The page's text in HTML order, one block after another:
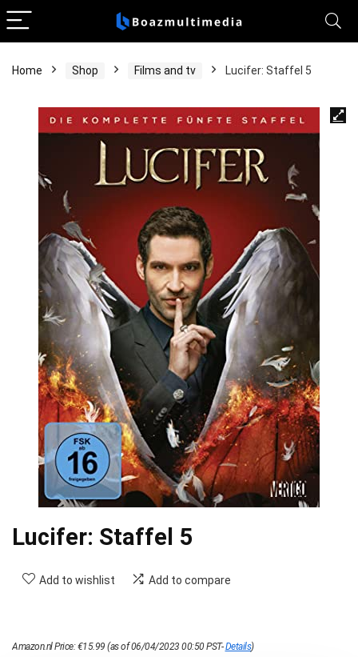
Home Shop Films and tv Lucifer: Staffel 5
Lucifer: Staffel 5
Add to wishlist Add to compare
Amazon.nl Price:€15.99 (as of 06/04/2023 00:50 PST-Details)